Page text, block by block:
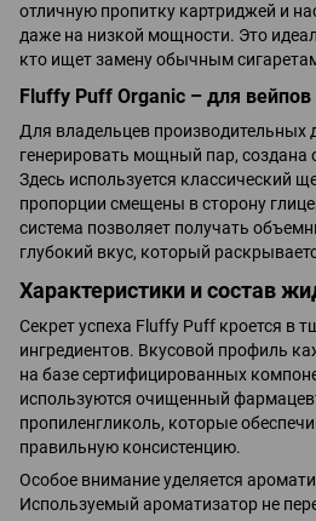
отличную пропитку картриджей и
даже на низкой мощности. Это
кто ищет замену обычным
Fluffy Puff Organic – для
Для владельцев производительных
генерировать мощный пар, создана
Здесь используется классический
пропорции смещены в сторону
система позволяет получать
глубокий вкус, который
Характеристики и состав
Секрет успеха Fluffy Puff кроется в
ингредиентов. Вкусовой профиль
на базе сертифицированных
используются очищенный
пропиленгликоль, которые
правильную консистенцию.
Особое внимание уделяется
Используемый ароматизатор не